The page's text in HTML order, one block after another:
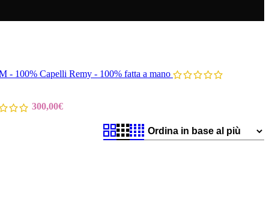
100% Capelli Remy - 100% fatta a mano
300,00€